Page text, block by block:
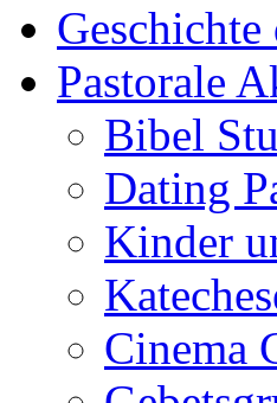
Pastorale
Bibel
Dating
Kinder
Cinema